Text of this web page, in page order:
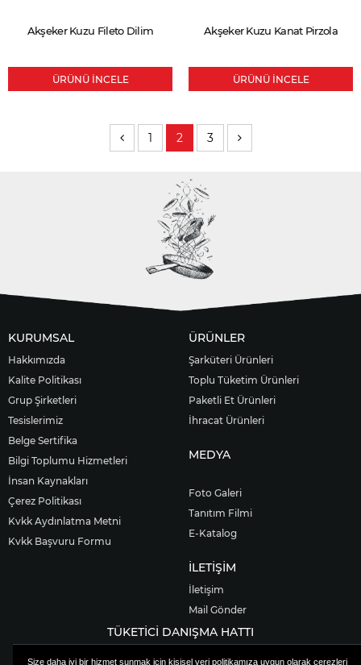
Size daha iyi bir hizmet sunmak için kişisel veri politikamıza uygun olarak çerezleri
Akşeker Kuzu Fileto Dilim
ÜRÜNÜ İNCELE
Akşeker Kuzu Kanat Pirzola
ÜRÜNÜ İNCELE
1(current)
2(current)
3(current)
KURUMSAL
Hakkımızda
Kalite Politikası
Grup Şirketleri
Tesislerimiz
Belge Sertifika
Bilgi Toplumu Hizmetleri
İnsan Kaynakları
Çerez Politikası
Kvkk Aydınlatma Metni
Kvkk Başvuru Formu
ÜRÜNLER
Şarküteri Ürünleri
Toplu Tüketim Ürünleri
Paketli Et Ürünleri
İhracat Ürünleri
MEDYA
Foto Galeri
Tanıtım Filmi
E-Katalog
İLETİŞİM
İletişim
Mail Gönder
TÜKETİCİ DANIŞMA HATTI